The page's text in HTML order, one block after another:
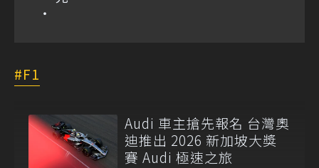
F1
Audi 車主搶先報名 台灣奧
迪推出 2026 新加坡大獎
賽 Audi 極速之旅